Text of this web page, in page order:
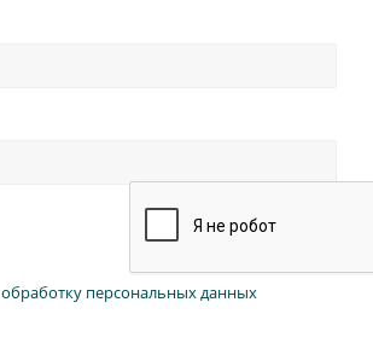
обработку персональных данных